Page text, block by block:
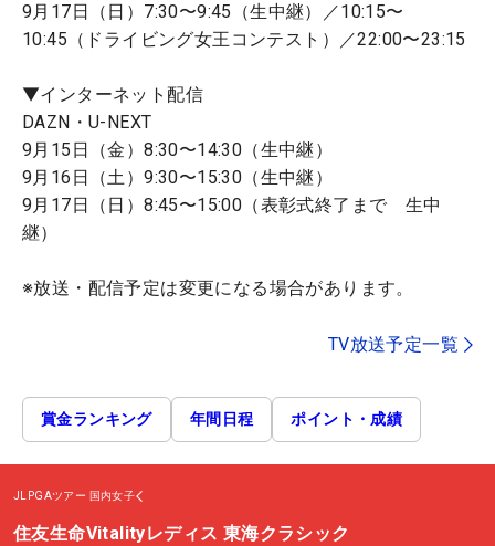
9月17日（日）7:30〜9:45（生中継）／10:15〜
10:45（ドライビング女王コンテスト）／22:00〜23:15
▼インターネット配信
DAZN・U-NEXT
9月15日（金）8:30〜14:30（生中継）
9月16日（土）9:30〜15:30（生中継）
9月17日（日）8:45〜15:00（表彰式終了まで 生中
継）
※放送・配信予定は変更になる場合があります。
TV放送予定一覧
賞金ランキング 年間日程 ポイント・成績
JLPGAツアー 国内女子
住友生命Vitalityレディス 東海クラシック